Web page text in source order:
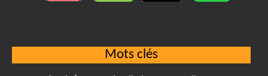
Mots clés